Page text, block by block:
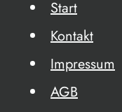
Start
Kontakt
Impressum
AGB